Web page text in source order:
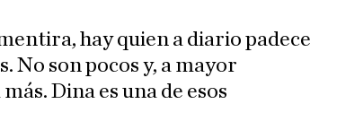
hay quien a diario padece
No son pocos y, a mayor
Dina es una de esos